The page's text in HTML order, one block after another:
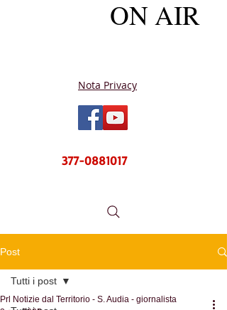
ON AIR
Nota Privacy
377-0881017
Post
Tutti i post
Prl Notizie dal Territorio - S. Audia - giornalista